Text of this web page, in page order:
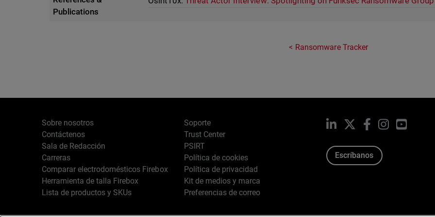
Publications
Ransomware Tracker
Sobre nosotros
Contáctenos
Sala de Redacción
Carreras
Comparar electrodomésticos Firebox
Herramienta de talla Firebox
Lista de productos y SKUs
Soporte
Trust Center
PSIRT
Política de cookies
Política de privacidad
Kit de medios y marca
Preferencias de correo
LinkedIn Facebook
Instagram
Escríbanos